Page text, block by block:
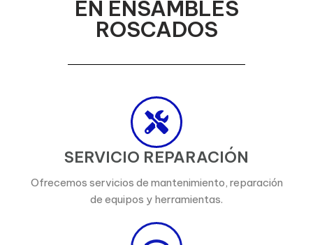
EN ENSAMBLES
ROSCADOS
SERVICIO REPARACIÓN
Ofrecemos servicios de mantenimiento, reparación
de equipos y herramientas.